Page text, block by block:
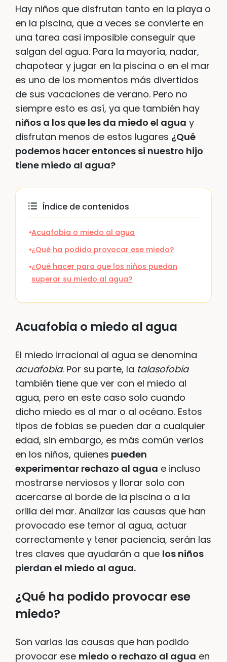
Hay niños que disfrutan tanto en la playa o
en la piscina, que a veces se convierte en
una tarea casi imposible conseguir que
salgan del agua. Para la mayoría, nadar,
chapotear y jugar en la piscina o en el mar
es uno de los momentos más divertidos
de sus vacaciones de verano. Pero no
siempre esto es así, ya que también hay
niños a los que les da miedo el agua y
disfrutan menos de estos lugares ¿Qué
podemos hacer entonces si nuestro hijo
tiene miedo al agua?
Índice de contenidos
Acuafobia o miedo al agua
¿Qué ha podido provocar ese miedo?
¿Qué hacer para que los niños puedan
superar su miedo al agua?
Acuafobia o miedo al agua
El miedo irracional al agua se denomina
acuafobia. Por su parte, la talasofobia
también tiene que ver con el miedo al
agua, pero en este caso solo cuando
dicho miedo es al mar o al océano. Estos
tipos de fobias se pueden dar a cualquier
edad, sin embargo, es más común verlos
en los niños, quienes pueden
experimentar rechazo al agua e incluso
mostrarse nerviosos y llorar solo con
acercarse al borde de la piscina o a la
orilla del mar. Analizar las causas que han
provocado ese temor al agua, actuar
correctamente y tener paciencia, serán las
tres claves que ayudarán a que los niños
pierdan el miedo al agua.
¿Qué ha podido provocar ese
miedo?
Son varias las causas que han podido
provocar ese miedo o rechazo al agua en